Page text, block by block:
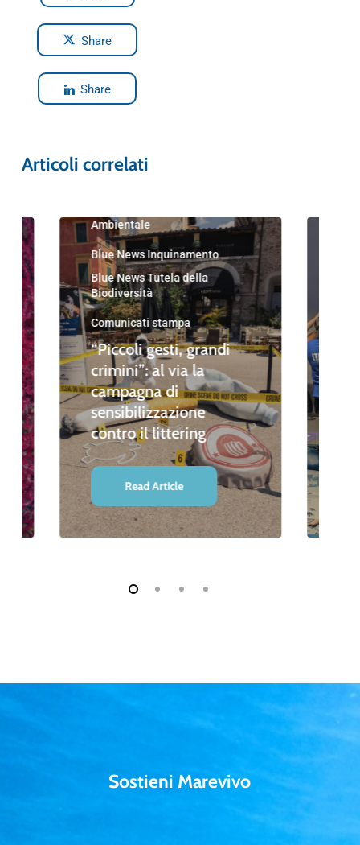
Share
Share
Articoli correlati
Ambientale
Blue News Inquinamento
Blue News Tutela della
Biodiversità
Comunicati stampa
“Piccoli gesti, grandi
crimini”: al via la
campagna di
sensibilizzazione
contro il littering
Read Article
Sostieni Marevivo